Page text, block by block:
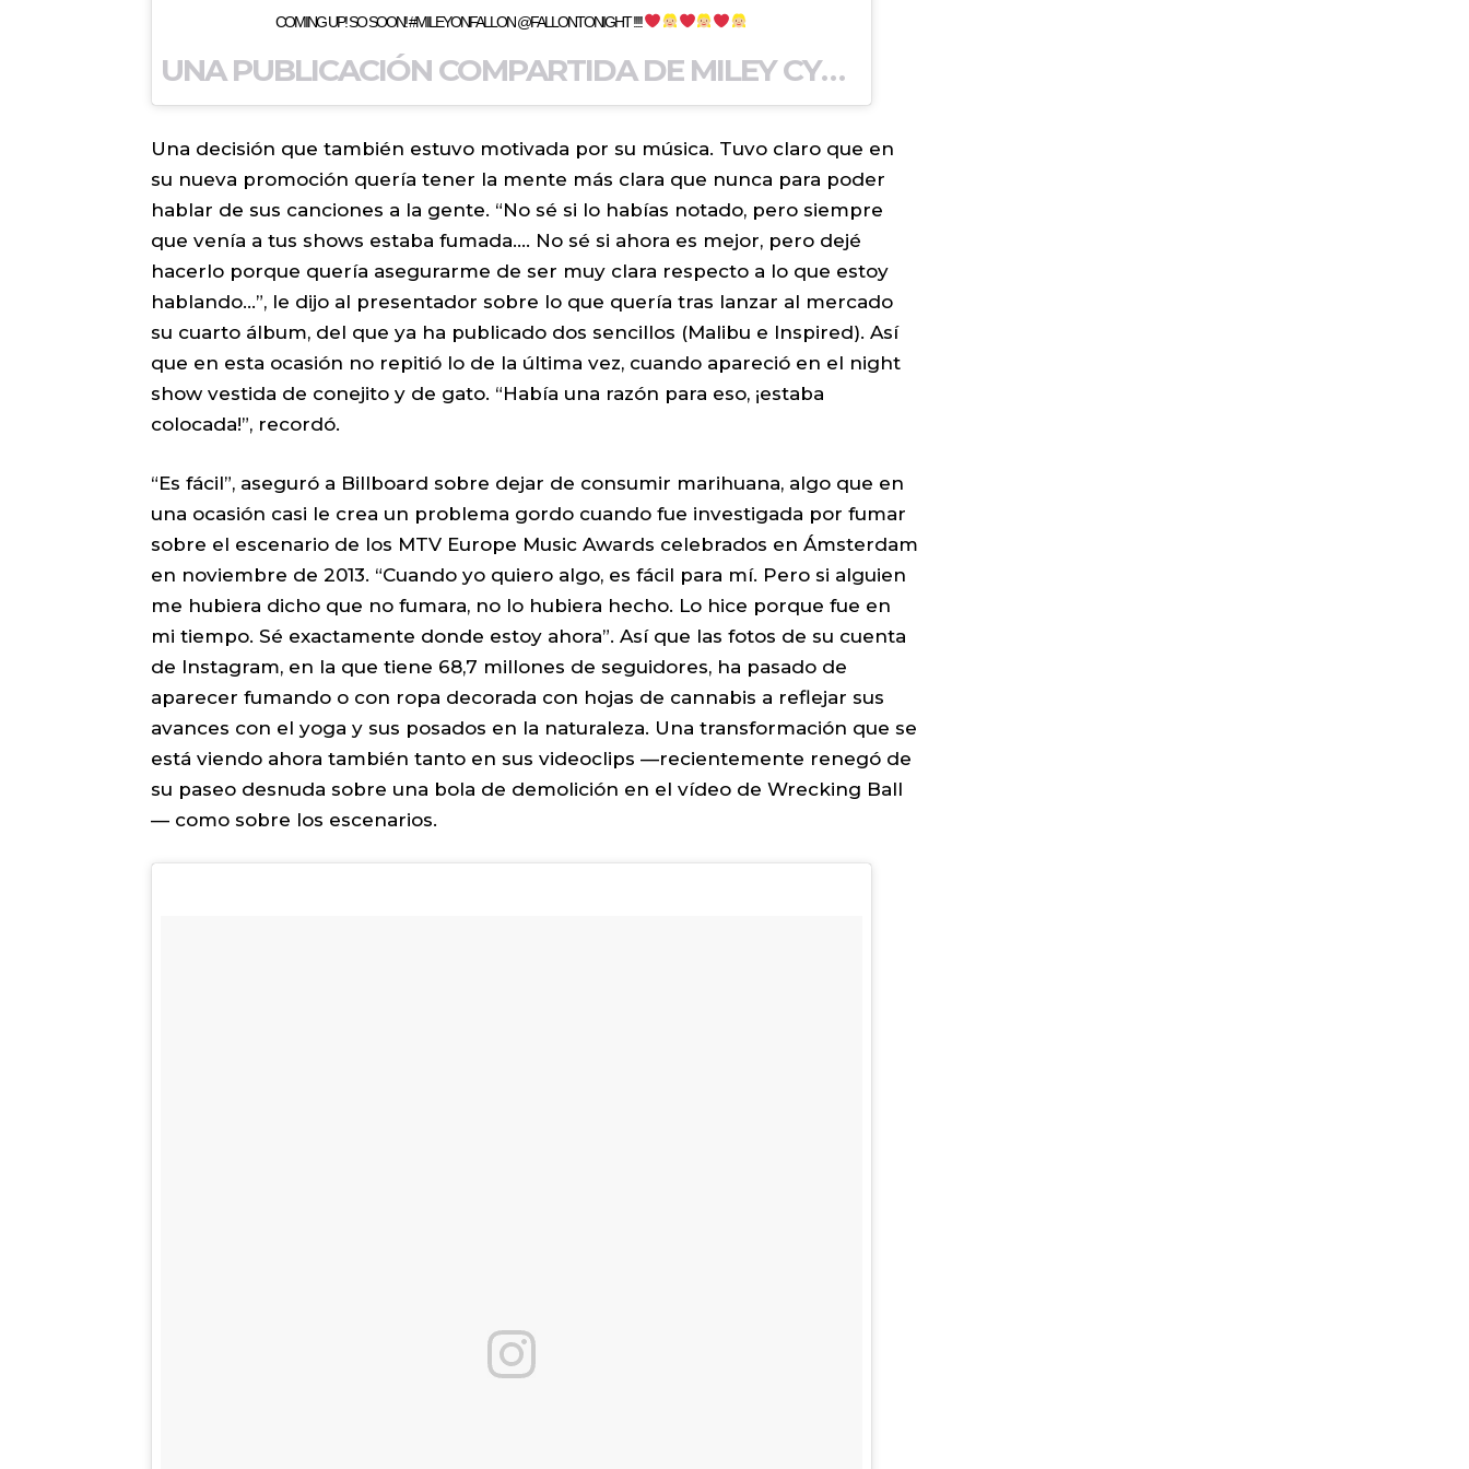
COMING UP! SO SOON! #MILEYONFALLON @FALLONTONIGHT !!!!
UNA PUBLICACIÓN COMPARTIDA DE MILEY CYRUS (@MILEYCYRUS) EL
Una decisión que también estuvo motivada por su música. Tuvo claro que en
su nueva promoción quería tener la mente más clara que nunca para poder
hablar de sus canciones a la gente. “No sé si lo habías notado, pero siempre
que venía a tus shows estaba fumada…. No sé si ahora es mejor, pero dejé
hacerlo porque quería asegurarme de ser muy clara respecto a lo que estoy
hablando…”, le dijo al presentador sobre lo que quería tras lanzar al mercado
su cuarto álbum, del que ya ha publicado dos sencillos (Malibu e Inspired). Así
que en esta ocasión no repitió lo de la última vez, cuando apareció en el night
show vestida de conejito y de gato. “Había una razón para eso, ¡estaba
colocada!”, recordó.
“Es fácil”, aseguró a Billboard sobre dejar de consumir marihuana, algo que en
una ocasión casi le crea un problema gordo cuando fue investigada por fumar
sobre el escenario de los MTV Europe Music Awards celebrados en Ámsterdam
en noviembre de 2013. “Cuando yo quiero algo, es fácil para mí. Pero si alguien
me hubiera dicho que no fumara, no lo hubiera hecho. Lo hice porque fue en
mi tiempo. Sé exactamente donde estoy ahora”. Así que las fotos de su cuenta
de Instagram, en la que tiene 68,7 millones de seguidores, ha pasado de
aparecer fumando o con ropa decorada con hojas de cannabis a reflejar sus
avances con el yoga y sus posados en la naturaleza. Una transformación que se
está viendo ahora también tanto en sus videoclips —recientemente renegó de
su paseo desnuda sobre una bola de demolición en el vídeo de Wrecking Ball
— como sobre los escenarios.